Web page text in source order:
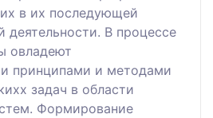
в их последующей
деятельности. В процеcсе
овладеют
принципами и методами
задач в области
Формирование